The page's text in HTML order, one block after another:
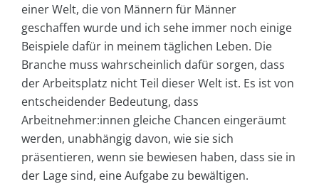
einer Welt, die von Männern für Männer
geschaffen wurde und ich sehe immer noch einige
Beispiele dafür in meinem täglichen Leben. Die
Branche muss wahrscheinlich dafür sorgen, dass
der Arbeitsplatz nicht Teil dieser Welt ist. Es ist von
entscheidender Bedeutung, dass
Arbeitnehmer:innen gleiche Chancen eingeräumt
werden, unabhängig davon, wie sie sich
präsentieren, wenn sie bewiesen haben, dass sie in
der Lage sind, eine Aufgabe zu bewältigen.